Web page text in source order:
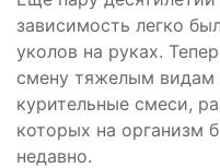
зависимость легко
уколов на руках.
смену тяжелым
курительные смеси,
которых на организм
недавно.